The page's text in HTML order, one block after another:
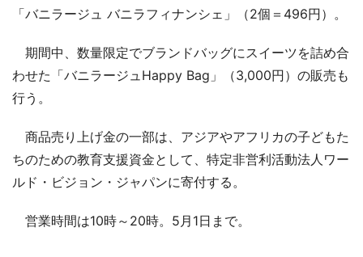
「バニラージュ バニラフィナンシェ」（2個＝496円）。
期間中、数量限定でブランドバッグにスイーツを詰め合
わせた「バニラージュHappy Bag」（3,000円）の販売も
行う。
商品売り上げ金の一部は、アジアやアフリカの子どもた
ちのための教育支援資金として、特定非営利活動法人ワー
ルド・ビジョン・ジャパンに寄付する。
営業時間は10時～20時。5月1日まで。